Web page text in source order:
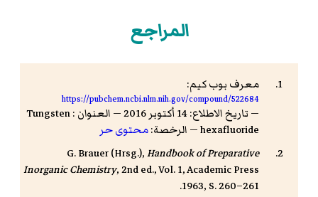
المراجع
معرف بوب كيم:
https://pubchem.ncbi.nlm.nih.gov/compound/522684
— تاريخ الاطلاع: 14 أكتوبر 2016 — العنوان : Tungsten
hexafluoride — الرخصة:
محتوى حر
G. Brauer (Hrsg.),Handbook of Preparative
Inorganic Chemistry, 2nd ed., Vol. 1, Academic Press
1963, S. 260–261.